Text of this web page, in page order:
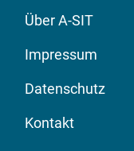
Über A-SIT
Impressum
Datenschutz
Kontakt